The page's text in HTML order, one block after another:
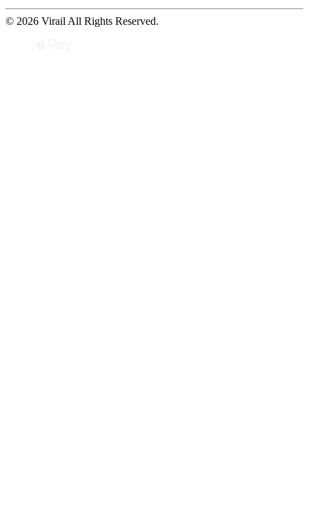
© 2026 Virail All Rights Reserved.